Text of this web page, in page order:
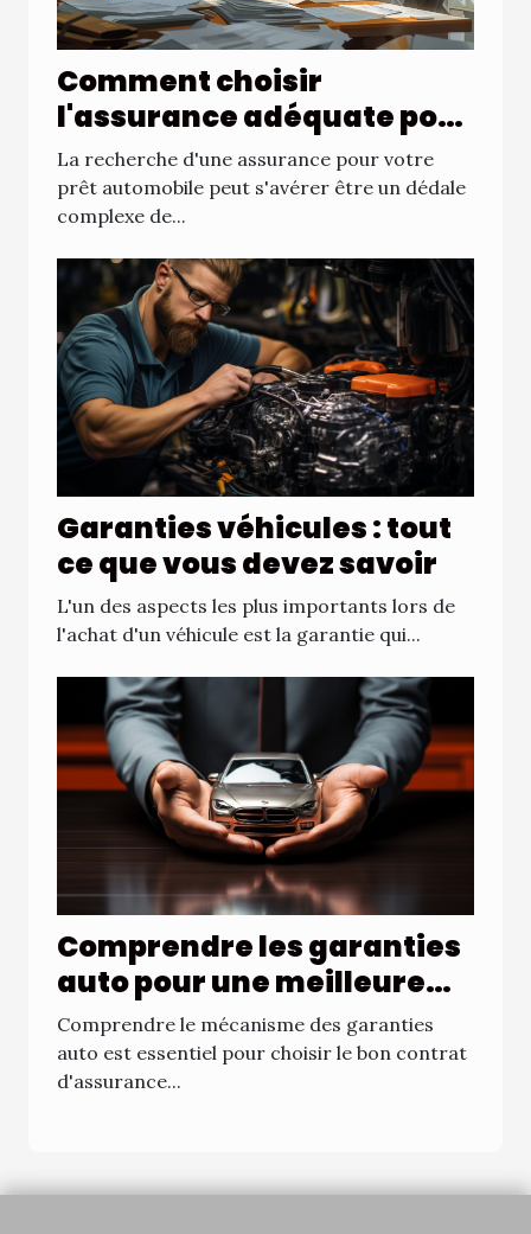
Comment choisir
l'assurance adéquate pour
votre prêt automobile
La recherche d'une assurance pour votre
prêt automobile peut s'avérer être un dédale
complexe de...
Garanties véhicules : tout
ce que vous devez savoir
L'un des aspects les plus importants lors de
l'achat d'un véhicule est la garantie qui...
Comprendre les garanties
auto pour une meilleure
protection
Comprendre le mécanisme des garanties
auto est essentiel pour choisir le bon contrat
d'assurance...